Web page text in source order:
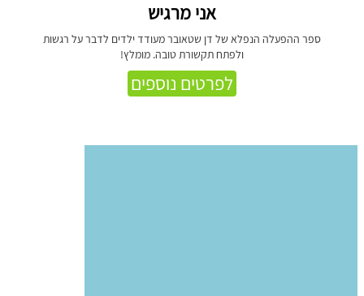
אני מרגיש
ספר ההפעלה הנפלא של דן שטאובר מעודד ילדים לדבר על רגשות
ולפתח תקשורת טובה. מומלץ!
לפרטים נוספים